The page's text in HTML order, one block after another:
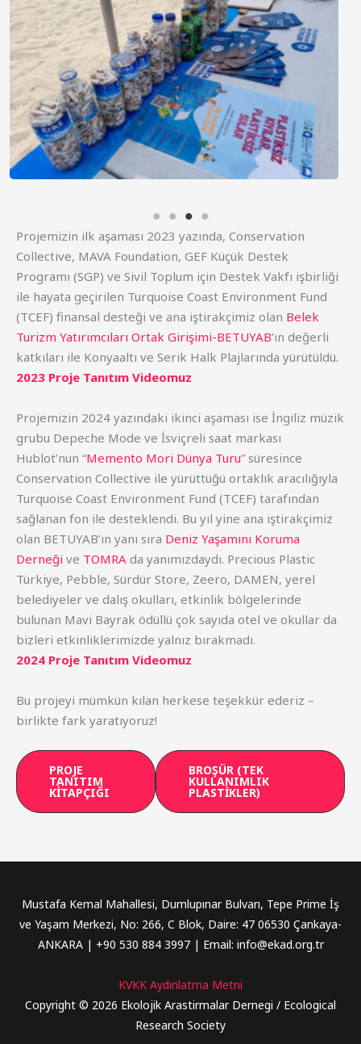
Projemizin ilk aşaması 2023 yazında, Conservation
Collective, MAVA Foundation, GEF Küçük Destek
Programı (SGP) ve Sivil Toplum için Destek Vakfı işbirliği
ile hayata geçirilen Turquoise Coast Environment Fund
(TCEF) finansal desteği ve ana iştirakçimiz olan Belek
Turizm Yatırımcıları Ortak Girişimi-BETUYAB’ın değerli
katkıları ile Konyaaltı ve Serik Halk Plajlarında yürütüldü.
2023 Proje Tanıtım Videomuz
Projemizin 2024 yazındaki ikinci aşaması ise İngiliz müzik
grubu Depeche Mode ve İsviçreli saat markası
Hublot’nun “Memento Mori Dünya Turu” süresince
Conservation Collective ile yürüttüğü ortaklık aracılığıyla
Turquoise Coast Environment Fund (TCEF) tarafından
sağlanan fon ile desteklendi. Bu yıl yine ana iştirakçimiz
olan BETUYAB’ın yanı sıra Deniz Yaşamını Koruma
Derneği ve TOMRA da yanımızdaydı. Precious Plastic
Türkiye, Pebble, Sürdür Store, Zeero, DAMEN, yerel
belediyeler ve dalış okulları, etkinlik bölgelerinde
bulunan Mavi Bayrak ödüllü çok sayıda otel ve okullar da
bizleri etkinliklerimizde yalnız bırakmadı.
2024 Proje Tanıtım Videomuz
Bu projeyi mümkün kılan herkese teşekkür ederiz –
birlikte fark yaratıyoruz!
PROJE
TANITIM
KİTAPÇIĞI
BROŞÜR (TEK
KULLANIMLIK
PLASTİKLER)
Mustafa Kemal Mahallesi, Dumlupınar Bulvarı, Tepe Prime İş
ve Yaşam Merkezi, No: 266, C Blok, Daire: 47 06530 Çankaya-
ANKARA | +90 530 884 3997 | Email: info@ekad.org.tr
KVKK Aydınlatma Metni
Copyright © 2026 Ekolojik Arastirmalar Dernegi / Ecological
Research Society